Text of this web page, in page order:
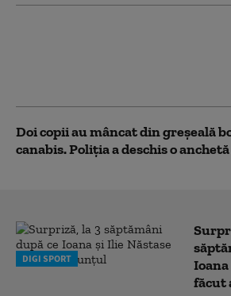
Doi copii au mâncat din greșeală
canabis. Poliția a deschis o anchetă
DIGI SPORT
făcut